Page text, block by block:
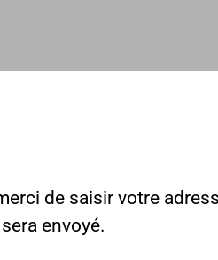
de saisir votre
envoyé.